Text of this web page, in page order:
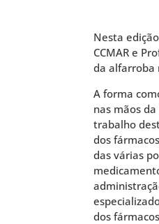
Nesta
CCMAR e
da alfarroba
A forma
nas mãos
trabalho
dos
das várias
dos